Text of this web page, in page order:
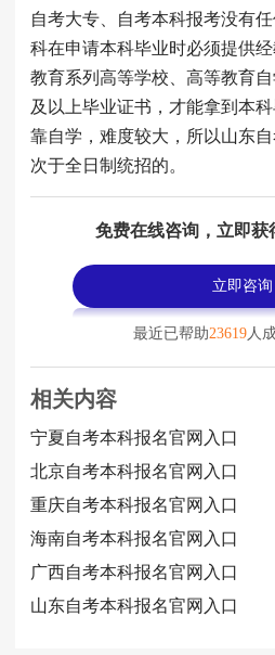
自考大专、自考本科报考没有
科在申请本科毕业时必须提供
教育系列高等学校、高等教育
及以上毕业证书，才能拿到本
靠自学，难度较大，所以山东
次于全日制统招的。
免费在线咨询，立即获
立即咨询
最近已帮助23619人
相关内容
宁夏自考本科报名官网入口
北京自考本科报名官网入口
重庆自考本科报名官网入口
海南自考本科报名官网入口
广西自考本科报名官网入口
山东自考本科报名官网入口